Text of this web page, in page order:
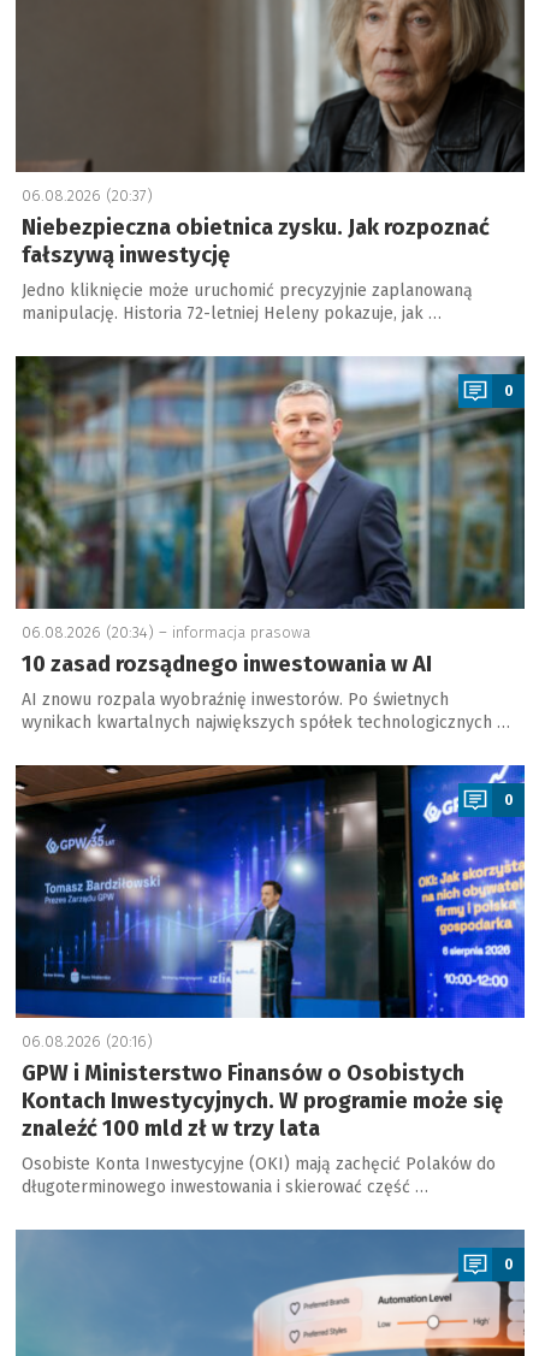
06.08.2026 (20:37)
Niebezpieczna obietnica zysku. Jak rozpoznać
fałszywą inwestycję
Jedno kliknięcie może uruchomić precyzyjnie zaplanowaną
manipulację. Historia 72-letniej Heleny pokazuje, jak …
a
0
06.08.2026 (20:34) – informacja prasowa
10 zasad rozsądnego inwestowania w AI
AI znowu rozpala wyobraźnię inwestorów. Po świetnych
wynikach kwartalnych największych spółek technologicznych …
a
0
06.08.2026 (20:16)
GPW i Ministerstwo Finansów o Osobistych
Kontach Inwestycyjnych. W programie może się
znaleźć 100 mld zł w trzy lata
Osobiste Konta Inwestycyjne (OKI) mają zachęcić Polaków do
długoterminowego inwestowania i skierować część …
a
0